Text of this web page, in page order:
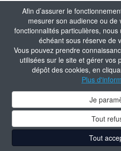
Afin d’assurer le
mesurer son audience ou
fonctionnalités particulières,
échéant sous réserve de
Vous pouvez prendre
utilisées sur le site et gérer vos
dépôt des cookies, en
Plus
Je
Tout
Tout